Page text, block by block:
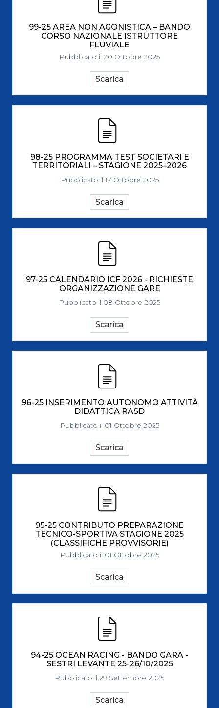
99-25 AREA NON AGONISTICA – BANDO
CORSO NAZIONALE ISTRUTTORE
FLUVIALE
Pubblicato il 20 Ottobre 2025
Scarica
98-25 PROGRAMMA TEST SOCIETARI E
TERRITORIALI – STAGIONE 2025–2026
Pubblicato il 17 Ottobre 2025
Scarica
97-25 CALENDARIO ICF 2026 - RICHIESTE
ORGANIZZAZIONE GARE
Pubblicato il 08 Ottobre 2025
Scarica
96-25 INSERIMENTO AUTONOMO ATTIVITÀ
DIDATTICA RASD
Pubblicato il 01 Ottobre 2025
Scarica
95-25 CONTRIBUTO PREPARAZIONE
TECNICO-SPORTIVA STAGIONE 2025
(CLASSIFICHE PROVVISORIE)
Pubblicato il 01 Ottobre 2025
Scarica
94-25 OCEAN RACING - BANDO GARA -
SESTRI LEVANTE 25-26/10/2025
Pubblicato il 29 Settembre 2025
Scarica